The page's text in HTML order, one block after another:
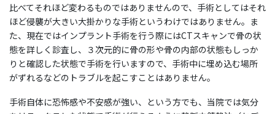
比べてそれほど変わるものではありませんので、手術としてはそれ
ほど侵襲が大きい大掛かりな手術というわけではありません。ま
た、現在ではインプラント手術を行う際にはCTスキャンで骨の状
態を詳しく診査し、３次元的に骨の形や骨の内部の状態もしっか
りと確認した状態で手術を行いますので、手術中に埋め込む場所
がずれるなどのトラブルを起こすことはありません。
手術自体に恐怖感や不安感が強い、という方でも、当院では気分